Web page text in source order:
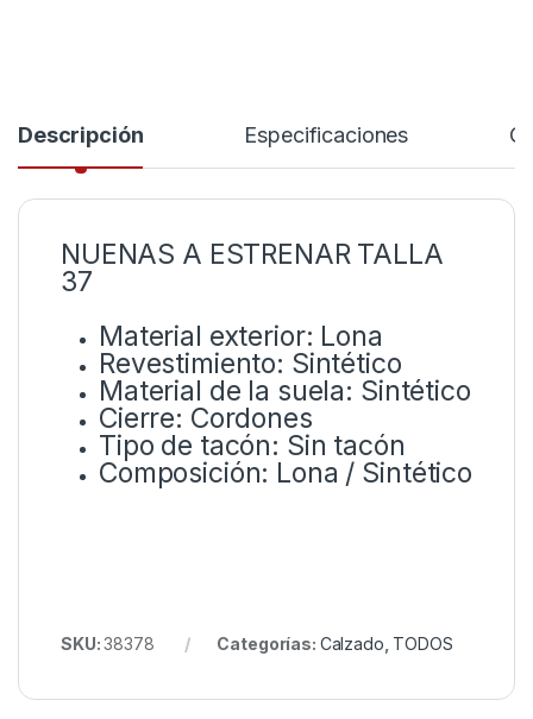
Descripción Especificaciones
NUENAS A ESTRENAR TALLA
37
Material exterior: Lona
Revestimiento: Sintético
Material de la suela: Sintético
Cierre: Cordones
Tipo de tacón: Sin tacón
Composición: Lona / Sintético
SKU:38378 Categorías: Calzado TODOS